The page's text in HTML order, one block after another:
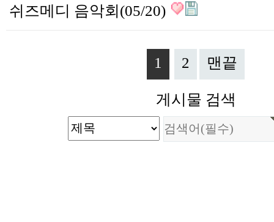
쉬즈메디 음악회(05/20)
1 2 맨끝
게시물 검색